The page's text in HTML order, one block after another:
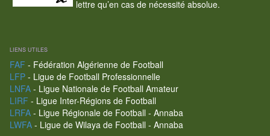
lettre qu’en cas de nécessité absolue.
LIENS UTILES
FAF - Fédération Algérienne de Football
LFP- Ligue de Football Professionnelle
LNFA- Ligue Nationale de Football Amateur
LIRF - Ligue Inter-Régions de Football
LRFA- Ligue Régionale de Football - Annaba
LWFA- Ligue de Wilaya de Football - Annaba